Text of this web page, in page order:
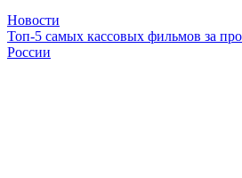
Новости
Топ-5 самых кассовых фильмов за
России